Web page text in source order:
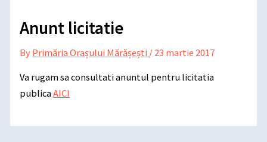
Anunt licitatie
By Primăria Orașului Mărășești / 23 martie 2017
Va rugam sa consultati anuntul pentru licitatia
publicaAICI